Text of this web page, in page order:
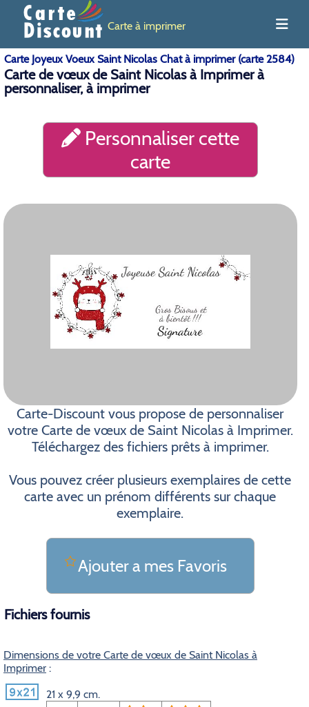
Carte à imprimer
Carte Joyeux Voeux Saint Nicolas Chat à imprimer (carte 2584)
Carte de vœux de Saint Nicolas à Imprimer à
personnaliser, à imprimer
Personnaliser cette
carte
Carte-Discount vous propose de personnaliser
votre Carte de vœux de Saint Nicolas à Imprimer.
Téléchargez des fichiers prêts à imprimer.
Vous pouvez créer plusieurs exemplaires de cette
carte avec un prénom différents sur chaque
exemplaire.
Ajouter a mes Favoris
Fichiers fournis
Dimensions de votre Carte de vœux de Saint Nicolas à
Imprimer :
21 x 9,9 cm.